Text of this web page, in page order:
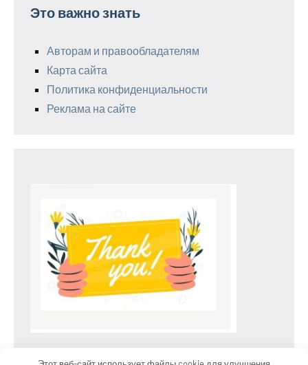
Это важно знать
Авторам и правообладателям
Карта сайта
Политика конфиденциальности
Реклама на сайте